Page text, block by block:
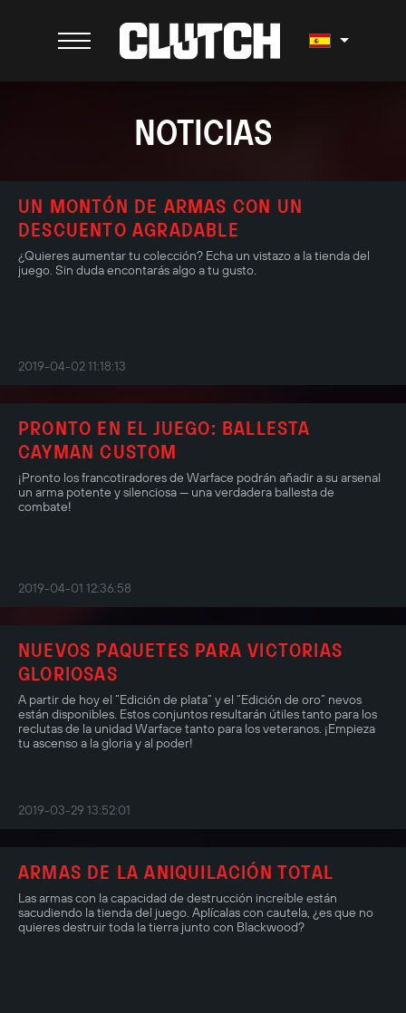
NOTICIAS
UN MONTÓN DE ARMAS CON UN
DESCUENTO AGRADABLE
¿Quieres aumentar tu colección? Echa un vistazo a la tienda del
juego. Sin duda encontarás algo a tu gusto.
2019-04-02 11:18:13
PRONTO EN EL JUEGO: BALLESTA
CAYMAN CUSTOM
¡Pronto los francotiradores de Warface podrán añadir a su arsenal
un arma potente y silenciosa — una verdadera ballesta de
combate!
2019-04-01 12:36:58
NUEVOS PAQUETES PARA VICTORIAS
GLORIOSAS
A partir de hoy el “Edición de plata” y el “Edición de oro” nevos
están disponibles. Estos conjuntos resultarán útiles tanto para los
reclutas de la unidad Warface tanto para los veteranos. ¡Empieza
tu ascenso a la gloria y al poder!
2019-03-29 13:52:01
ARMAS DE LA ANIQUILACIÓN TOTAL
Las armas con la capacidad de destrucción increíble están
sacudiendo la tienda del juego. Aplícalas con cautela, ¿es que no
quieres destruir toda la tierra junto con Blackwood?